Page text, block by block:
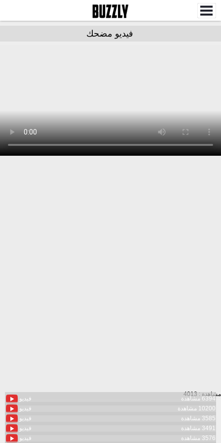
فيديو مضحك
مشاهدة : 4013
فيديو
6394 مشاهدة
فيديو
10200 مشاهدة
فيديو
3585 مشاهدة
فيديو
3491 مشاهدة
فيديو
3576 مشاهدة